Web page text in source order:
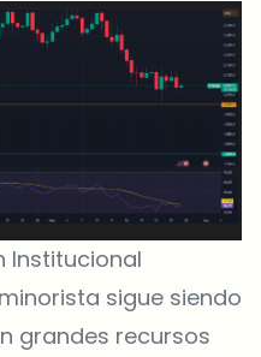
Institucional
sigue siendo
grandes recursos